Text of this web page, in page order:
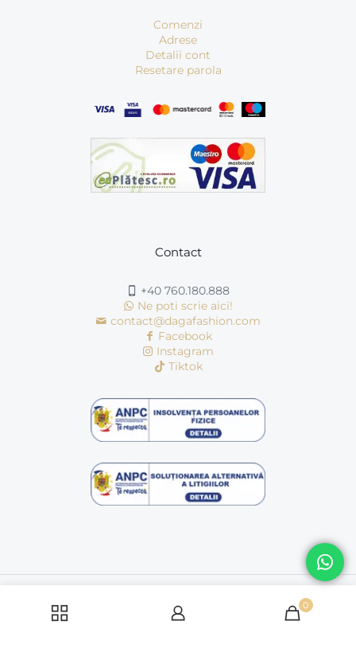
Comenzi
Adrese
Detalii cont
Resetare parola
Contact
+40 760.180.888
Ne poti scrie aici!
contact@dagafashion.com
Facebook
Instagram
Tiktok
rezervate
0